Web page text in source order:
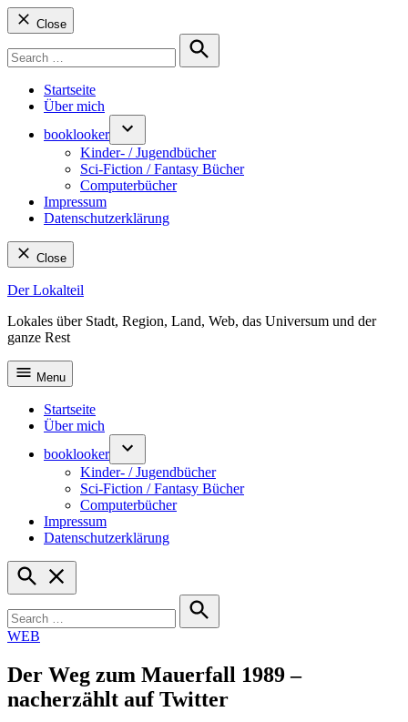
Close
for:
Search
Startseite
Über mich
booklooker
Kinder- / Jugendbücher
Sci-Fiction / Fantasy Bücher
Computerbücher
Impressum
Datenschutzerklärung
Close
Skip
content
Der Lokalteil
Lokales über Stadt, Region, Land, Web, das Universum und der
ganze Rest
Menu
Startseite
Über mich
booklooker
Kinder- / Jugendbücher
Sci-Fiction / Fantasy Bücher
Computerbücher
Impressum
Datenschutzerklärung
Open
Search
for:
Search
POSTED
WEB
Der Weg zum Mauerfall 1989 –
nacherzählt auf Twitter